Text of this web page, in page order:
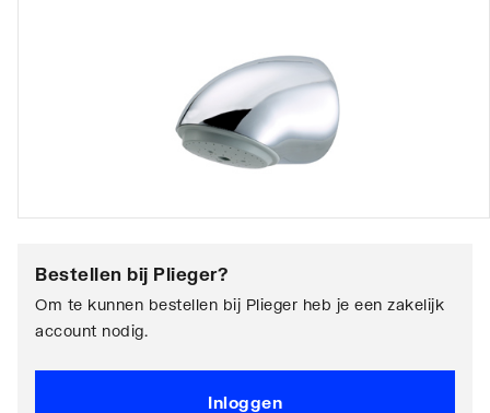
Bestellen bij Plieger?
Om te kunnen bestellen bij Plieger heb je een zakelijk
account nodig.
Inloggen